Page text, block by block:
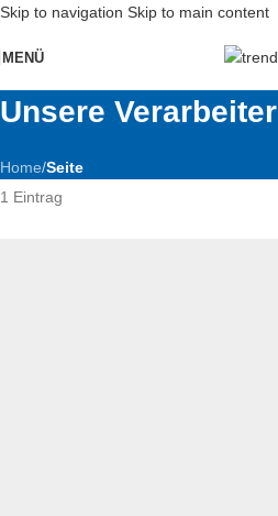
Skip to navigation Skip to main content
MENÜ
Unsere Verarbeiter
Home/Seite
1 Eintrag